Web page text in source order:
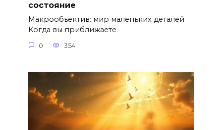
состояние
Макрообъектив: мир маленьких деталей
Когда вы приближаете
0 354